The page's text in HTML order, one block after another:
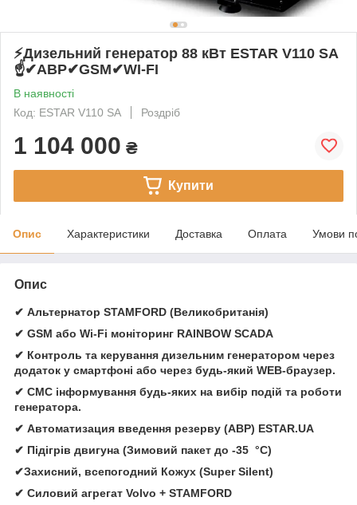
⚡️Дизельний генератор 88 кВт ESTAR V110 SA
☝✔АВР✔GSM✔WI-FI
В наявності
Код: ESTAR V110 SA
Роздріб
1 104 000 ₴
Купити
Опис Характеристики Доставка Оплата Умови
Опис
✔ Альтернатор STAMFORD (Великобританія)
✔ GSM або Wi-Fi моніторинг RAINBOW SCADA
✔ Контроль та керування дизельним генератором через
додаток у смартфоні або через будь-який WEB-браузер.
✔ СМС інформування будь-яких на вибір подій та роботи
генератора.
✔ Автоматизация введення резерву (АВР) ESTAR.UA
✔ Підігрів двигуна (Зимовий пакет до -35 °C)
✔Захисний, всепогодний Кожух (Super Silent)
✔ Силовий агрегат Volvo + STAMFORD